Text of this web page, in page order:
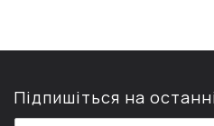
Підпишіться на